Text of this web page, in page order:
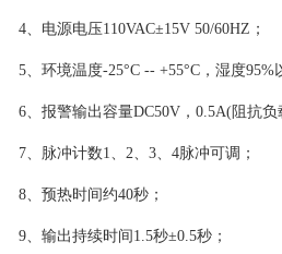
4、电源电压110VAC±15V 50/60HZ；
5、环境温度-25°C -- +55°C，湿度95%
6、报警输出容量DC50V，0.5A(阻抗负
7、脉冲计数1、2、3、4脉冲可调；
8、预热时间约40秒；
9、输出持续时间1.5秒±0.5秒；